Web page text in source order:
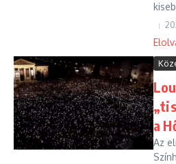
a
Az